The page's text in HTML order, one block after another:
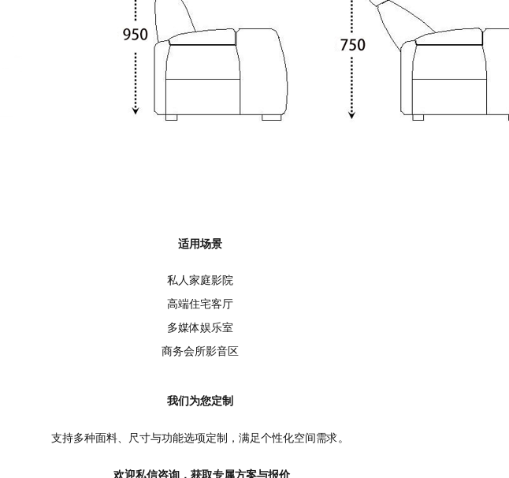
高弹性蛇形弹簧系统
回弹优异，贴合身体曲线，提供均匀承托，久坐不塌陷。
高标号金属结构配合静音电机，平稳顺滑，安全耐用。
扶手表面采用柔软PU包裹，搭配精致金属前板，美观实用。